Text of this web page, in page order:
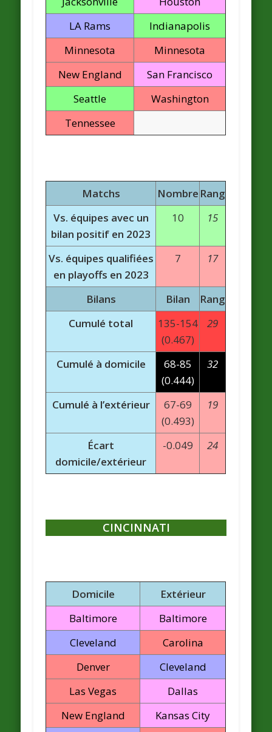
LA Rams
Indianapolis
Minnesota
Minnesota
New England
San Francisco
Seattle
Washington
Tennessee
Matchs Nombre Rang
Vs. équipes avec un
bilan positif en 2023
10 15
Vs. équipes qualifiées
en playoffs en 2023
7 17
Bilans Bilan
Rang
Cumulé total
135-154
(0.467)
29
Cumulé à domicile
68-85
(0.444)
32
Cumulé à l’extérieur
67-69
(0.493)
19
Écart
domicile/extérieur
-0.049 24
CINCINNATI
Domicile
Extérieur
Baltimore
Baltimore
Cleveland
Carolina
Denver
Cleveland
Las Vegas
Dallas
New England
Kansas City